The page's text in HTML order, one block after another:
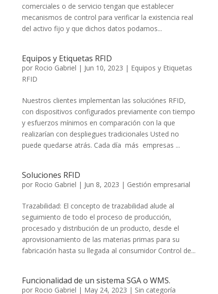
comerciales o de servicio tengan que establecer
mecanismos de control para verificar la existencia real
del activo fijo y que dichos datos podamos...
Equipos y Etiquetas RFID
por Rocio Gabriel | Jun 10, 2023 | Equipos y Etiquetas
RFID
Nuestros clientes implementan las soluciónes RFID,
con dispositivos configurados previamente con tiempo
y esfuerzos mínimos en comparación con la que
realizarían con despliegues tradicionales Usted no
puede quedarse atrás. Cada día más empresas ...
Soluciones RFID
por Rocio Gabriel | Jun 8, 2023 | Gestión empresarial
Trazabilidad: El concepto de trazabilidad alude al
seguimiento de todo el proceso de producción,
procesado y distribución de un producto, desde el
aprovisionamiento de las materias primas para su
fabricación hasta su llegada al consumidor Control de...
Funcionalidad de un sistema SGA o WMS.
por Rocio Gabriel | May 24, 2023 | Sin categoría